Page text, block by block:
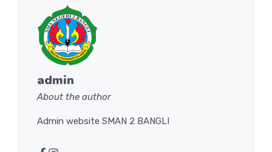
admin
About the author
Admin website SMAN 2 BANGLI